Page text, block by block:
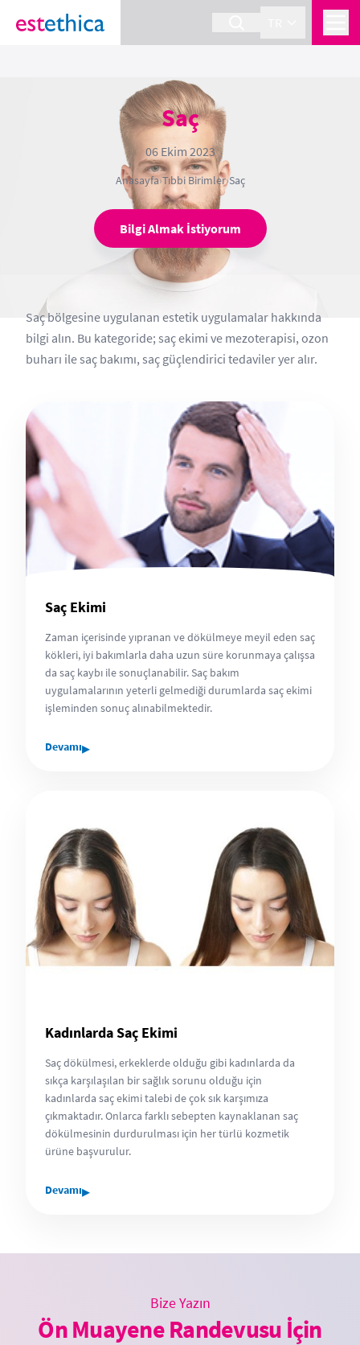
Saç
06 Ekim 2023
Anasayfa›Tıbbi Birimler›Saç
Bilgi Almak İstiyorum
Saç bölgesine uygulanan estetik uygulamalar hakkında
bilgi alın. Bu kategoride; saç ekimi ve mezoterapisi, ozon
buharı ile saç bakımı, saç güçlendirici tedaviler yer alır.
Saç Ekimi
Zaman içerisinde yıpranan ve dökülmeye meyil eden saç
kökleri, iyi bakımlarla daha uzun süre korunmaya çalışsa
da saç kaybı ile sonuçlanabilir. Saç bakım
uygulamalarının yeterli gelmediği durumlarda saç ekimi
işleminden sonuç alınabilmektedir.
Devamı▸
Kadınlarda Saç Ekimi
Saç dökülmesi, erkeklerde olduğu gibi kadınlarda da
sıkça karşılaşılan bir sağlık sorunu olduğu için
kadınlarda saç ekimi talebi de çok sık karşımıza
çıkmaktadır. Onlarca farklı sebepten kaynaklanan saç
dökülmesinin durdurulması için her türlü kozmetik
ürüne başvurulur.
Devamı▸
Bize Yazın
Ön Muayene Randevusu İçin